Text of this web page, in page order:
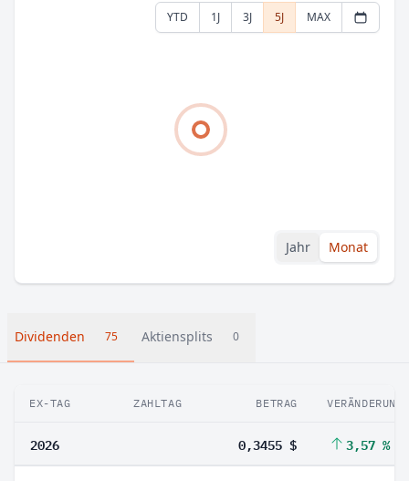
YTD 1J 3J 5J MAX
Jahr Monat
Dividenden 75 Aktiensplits 0
EX-TAG ZAHLTAG BETRAG VERÄNDERUNG
2026 0,3455 $ 3,57 %